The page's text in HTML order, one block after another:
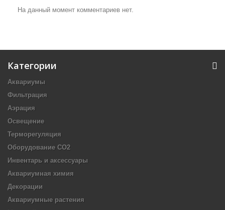
На данный момент комментариев нет.
Категории
Аквариумы
Фильтрация
Аэрация
Освещение
Терморегуляция
Оборудование CO2
Инвентарь и аксессуары
Аквариумная химия
Декорации
Аквариумные растения